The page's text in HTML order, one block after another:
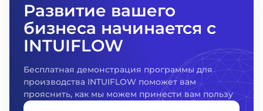
Развитие вашего
бизнеса начинается с
INTUIFLOW
Бесплатная демонстрация программы для
производства INTUIFLOW поможет вам
прояснить, как мы можем принести вам пользу